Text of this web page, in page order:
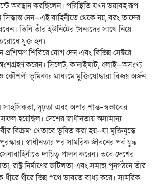
অবস্থান করছিলেন। পরিস্থিতি যখন ভয়াবহ রূপ
নেন—এই বাহিনীতে থেকে নয়, বরং তাদের
তিনি তাঁর ইউনিটের সৈন্যদের সাথে নিয়ে
যুক্ত হন।
প্রশিক্ষণ শিবিরে যোগ দেন এবং বিভিন্ন সেক্টরে
করেন। সিলেট, কানাইঘাট, ধলাই—অসংখ্য
ও কৌশলী ভূমিকার মাধ্যমে মুক্তিযোদ্ধারা বিজয় অর্জন
দৃঢ়তা এবং অপার শান্ত–স্বভাবের
হয়েছিল। দেশের স্বাধীনতায় অসামান্য
বিক্রম’ খেতাবে ভূষিত করা হয়—যা মুক্তিযুদ্ধে
স্বাধীনতার পর সামরিক জীবনের পর্ব যুদ্ধ
দায়িত্ব পালন করেন। তবে দেশের
রাষ্ট্র নির্মাণের জটিলতা এবং সমাজ পুনর্গঠনে তাঁর
ধীরে ধীরে ভিন্ন পথে ভাবতে বাধ্য করে। সামরিক